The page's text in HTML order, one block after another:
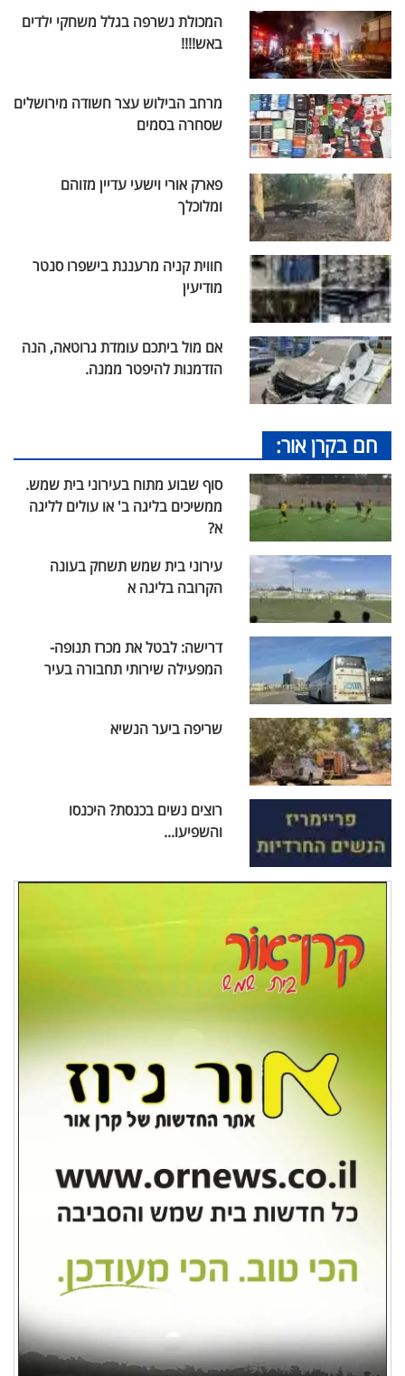
המכולת נשרפה בגלל משחקי ילדים
באש!!!!
מרחב הבילוש עצר חשודה מירושלים
שסחרה בסמים
פארק אורי וישעי עדיין מזוהם
ומלוכלך
חווית קניה מרעננת בישפרו סנטר
מודיעין
אם מול ביתכם עומדת גרוטאה, הנה
הזדמנות להיפטר ממנה.
חם בקרן אור:
סוף שבוע מתוח בעירוני בית שמש.
ממשיכים בליגה ב' או עולים לליגה
א?
עירוני בית שמש תשחק בעונה
הקרובה בליגה א
דרישה: לבטל את מכרז תנופה-
המפעילה שירותי תחבורה בעיר
שריפה ביער הנשיא
רוצים נשים בכנסת? היכנסו
והשפיעו...